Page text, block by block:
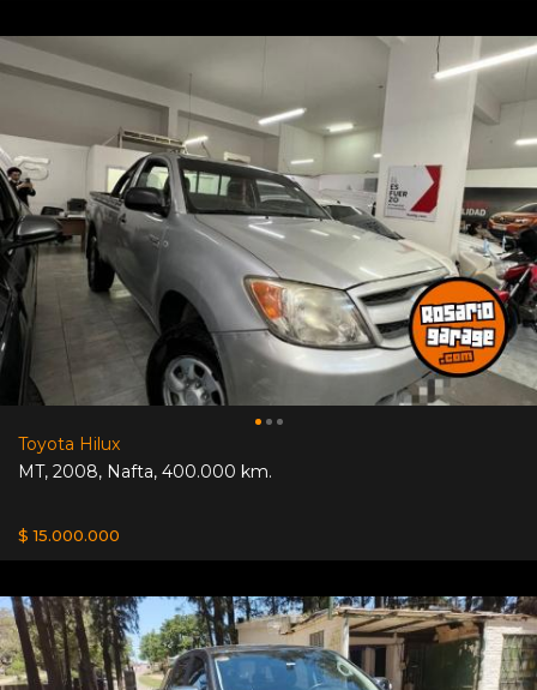
Toyota Hilux
MT, 2008, Nafta, 400.000 km.
$ 15.000.000